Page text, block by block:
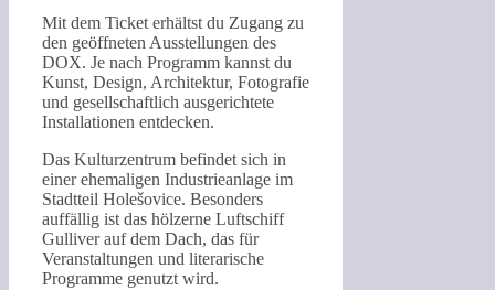
Mit dem Ticket erhältst du Zugang zu
den geöffneten Ausstellungen des
DOX. Je nach Programm kannst du
Kunst, Design, Architektur, Fotografie
und gesellschaftlich ausgerichtete
Installationen entdecken.
Das Kulturzentrum befindet sich in
einer ehemaligen Industrieanlage im
Stadtteil Holešovice. Besonders
auffällig ist das hölzerne Luftschiff
Gulliver auf dem Dach, das für
Veranstaltungen und literarische
Programme genutzt wird.